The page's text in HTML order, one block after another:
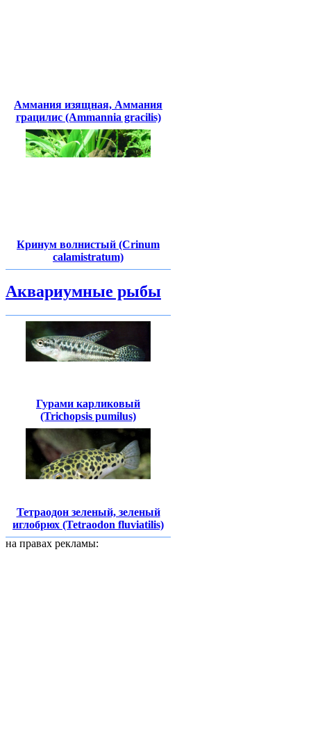
Аммания изящная, Аммания
грацилис (Ammannia gracilis)
Кринум волнистый (Crinum
calamistratum)
Аквариумные рыбы
Гурами карликовый
(Trichopsis pumilus)
Тетраодон зеленый, зеленый
иглобрюх (Tetraodon fluviatilis)
на правах рекламы: